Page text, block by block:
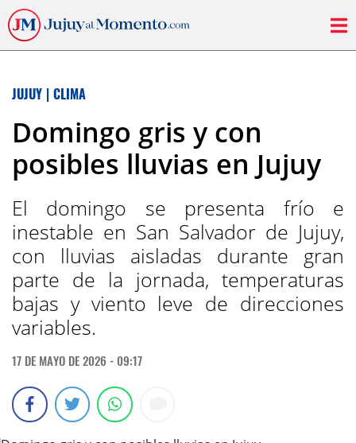
JUJUY | CLIMA
Domingo gris y con
posibles lluvias en Jujuy
El domingo se presenta frío e
inestable en San Salvador de Jujuy,
con lluvias aisladas durante gran
parte de la jornada, temperaturas
bajas y viento leve de direcciones
variables.
17 DE MAYO DE 2026 - 09:17